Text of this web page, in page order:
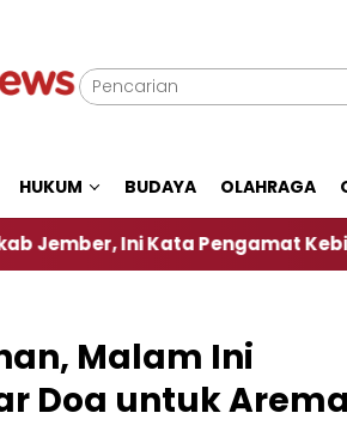
HUKUM BUDAYA OLAHRAGA
Ini Kata Pengamat Kebijakan
Malam Ini
Doa untuk